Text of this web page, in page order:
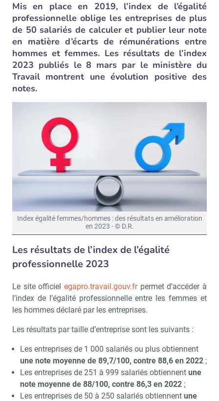
Mis en place en 2019, l’index de l’égalité
professionnelle oblige les entreprises de plus
de 50 salariés de calculer et publier leur note
en matière d’écarts de rémunérations entre
hommes et femmes. Les résultats de l’index
2023 publiés le 8 mars par le ministère du
Travail montrent une évolution positive des
notes.
Index égalité femmes/hommes : des résultats en amélioration
en 2023 - © D.R.
Les résultats de l’index de l’égalité
professionnelle 2023
Le site officiel egapro.travail.gouv.frpermet d’accéder à
l’index de l’égalité professionnelle entre les femmes et
les hommes déclaré par les entreprises.
Les résultats par taille d’entreprise sont les suivants :
Les entreprises de 1 000 salariés ou plus obtiennent
une note moyenne de 89,7/100, contre 88,6 en 2022;
Les entreprises de 251 à 999 salariés obtiennentune
note moyenne de 88/100, contre 86,3 en 2022;
Les entreprises de 50 à 250 salariés obtiennentune